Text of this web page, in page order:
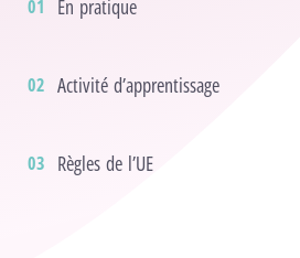
En pratique
Activité d’apprentissage
Règles de l’UE